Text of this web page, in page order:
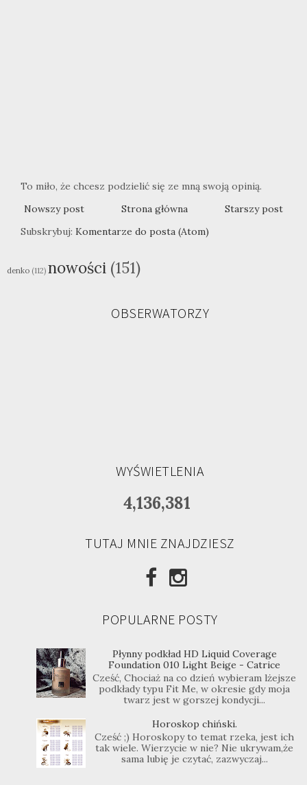
To miło, że chcesz podzielić się ze mną swoją opinią.
Nowszy post
Starszy post
Strona główna
Subskrybuj: Komentarze do posta (Atom)
denko (112) nowości (151)
OBSERWATORZY
WYŚWIETLENIA
4,136,381
TUTAJ MNIE ZNAJDZIESZ
POPULARNE POSTY
Płynny podkład HD Liquid Coverage
Foundation 010 Light Beige - Catrice
Cześć, Chociaż na co dzień wybieram lżejsze
podkłady typu Fit Me, w okresie gdy moja
twarz jest w gorszej kondycji...
Horoskop chiński.
Cześć ;) Horoskopy to temat rzeka, jest ich
tak wiele. Wierzycie w nie? Nie ukrywam,że
sama lubię je czytać, zazwyczaj...